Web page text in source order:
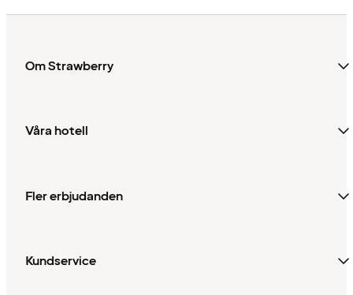
Om Strawberry
Våra hotell
Fler erbjudanden
Kundservice